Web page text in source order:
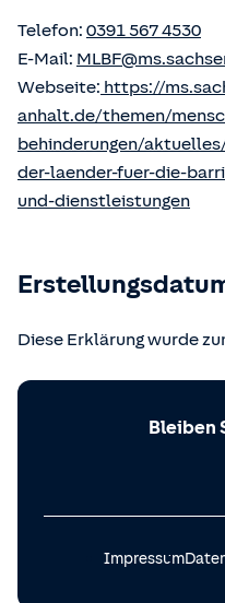
Telefon: 0391 567 4530
E-Mail:
Webseite: https://
anhalt.de/themen/
behinderungen/
der-laender-fuer-die-
und-dienstleistungen
Diese Erklärung wurde
Bleiben
Impressum